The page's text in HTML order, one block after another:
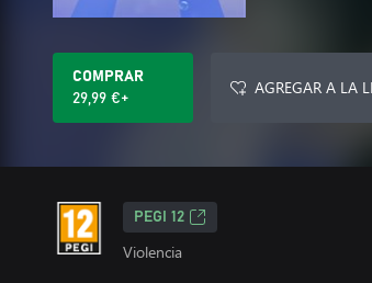
COMPRAR
29,99 €+
AGREGAR A LA
PEGI 12
Violencia